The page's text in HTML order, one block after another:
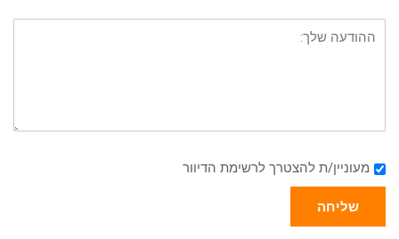
מעוניין/ת להצטרך לרשימת הדיוור
שליחה